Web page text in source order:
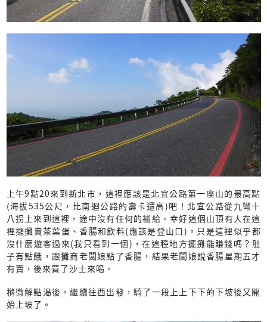
上午9點20來到新北市，這裡應該是北宜公路第一座山的最高點
(海拔535公尺，比南迴公路的壽卡還高)吧！北宜公路從九彎十
八拐上來到這裡，途中沒有任何的補給。幸好這個山頂有人在這
裡擺攤賣茶葉蛋、香腸和飲料(應該是登山口)。只是這裡似乎都
沒什麼遊客過來(我只看到一個)，在這種地方擺攤能賺錢嗎？肚
子有點餓，跟攤商老闆娘點了香腸，結果老闆娘說香腸星期五才
有賣，後來買了沙士來喝。
稍微解點渴後，繼續往西出發，騎了一段上上下下的下坡後又開
始上坡了。